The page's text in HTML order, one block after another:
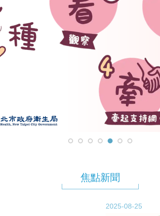
焦點新聞
2025-08-25